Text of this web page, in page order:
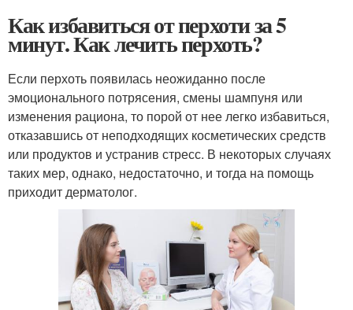
Как избавиться от перхоти за 5
минут. Как лечить перхоть?
Если перхоть появилась неожиданно после
эмоционального потрясения, смены шампуня или
изменения рациона, то порой от нее легко избавиться,
отказавшись от неподходящих косметических средств
или продуктов и устранив стресс. В некоторых случаях
таких мер, однако, недостаточно, и тогда на помощь
приходит дерматолог.